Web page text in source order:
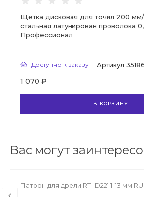
Щетка дисковая для точил 200
стальная латунирован проволока
Профессионал
Доступно к заказу Артикул
1 070 ₽
В КОРЗИНУ
Вас могут
Патрон для дрели RT-ID221 1-13 мм